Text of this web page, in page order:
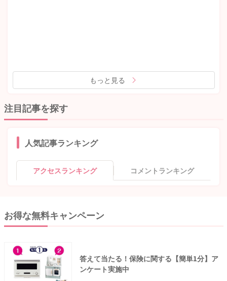
もっと見る
注目記事を探す
人気記事ランキング
アクセスランキング コメントランキング
お得な無料キャンペーン
答えて当たる！保険に関する【簡単1分】ア
ンケート実施中